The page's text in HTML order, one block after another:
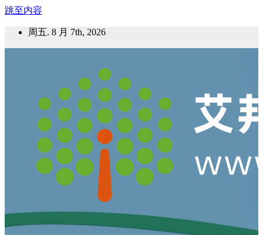
跳至内容
周五. 8 月 7th, 2026